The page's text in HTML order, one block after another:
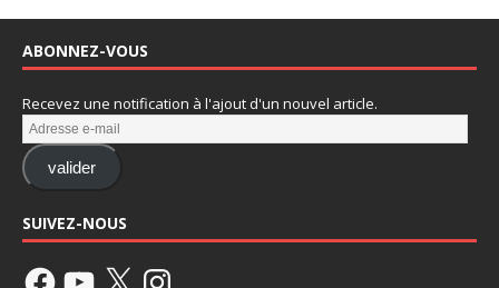
ABONNEZ-VOUS
Recevez une notification à l'ajout d'un nouvel article.
valider
SUIVEZ-NOUS